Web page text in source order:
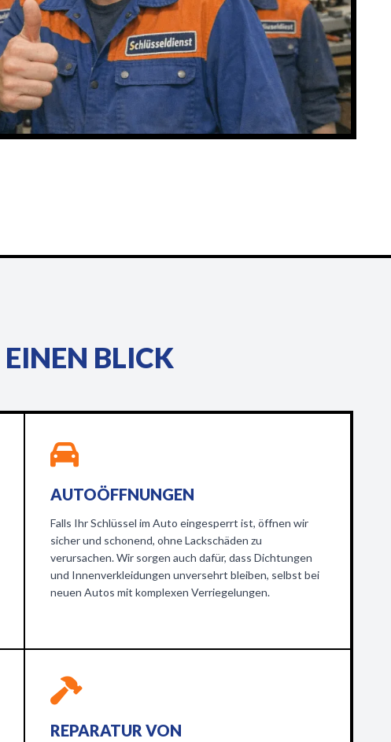
BLICK
AUTOÖFFNUNGEN
Falls Ihr Schlüssel im Auto eingesperrt ist, öffnen wir
sicher und schonend, ohne Lackschäden zu
verursachen. Wir sorgen auch dafür, dass Dichtungen
und Innenverkleidungen unversehrt bleiben, selbst bei
neuen Autos mit komplexen Verriegelungen.
REPARATUR VON